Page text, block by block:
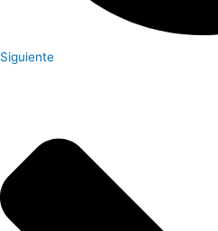
Siguiente